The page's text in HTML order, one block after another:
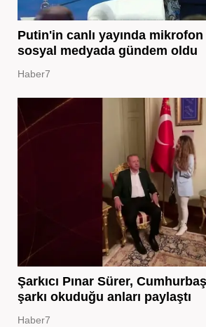
Putin'in canlı yayında
sosyal medyada gündem oldu
Haber7
Şarkıcı Pınar Sürer,
şarkı okuduğu anları paylaştı
Haber7